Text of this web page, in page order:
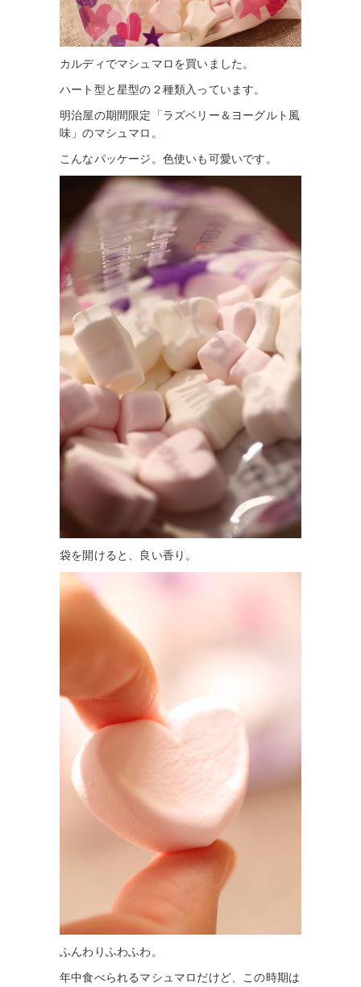
カルディでマシュマロを買いました。
ハート型と星型の２種類入っています。
明治屋の期間限定「ラズベリー＆ヨーグルト風
味」のマシュマロ。
こんなパッケージ。色使いも可愛いです。
袋を開けると、良い香り。
ふんわりふわふわ。
年中食べられるマシュマロだけど、この時期は